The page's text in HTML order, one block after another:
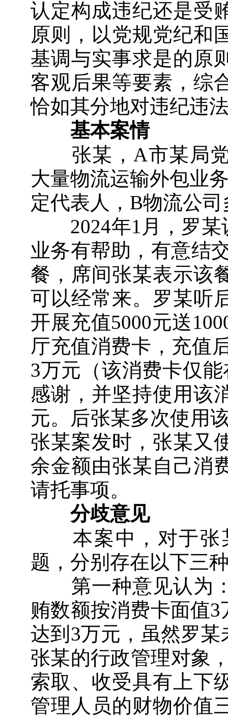
认定构成违纪还是受
原则，以党规党纪和
基调与实事求是的原
客观后果等要素，综
恰如其分地对违纪违
基本案情
张某，A市某局党
大量物流运输外包业
定代表人，B物流公
2024年1月，罗某
业务有帮助，有意结
餐，席间张某表示该
可以经常来。罗某听
开展充值5000元送
厅充值消费卡，充值
3万元（该消费卡仅
感谢，并坚持使用该
元。后张某多次使用
张某案发时，张某又
余金额由张某自己消
请托事项。
分歧意见
本案中，对于张
题，分别存在以下三
第一种意见认为：
贿数额按消费卡面值
达到3万元，虽然罗
张某的行政管理对象
索取、收受具有上下
管理人员的财物价值